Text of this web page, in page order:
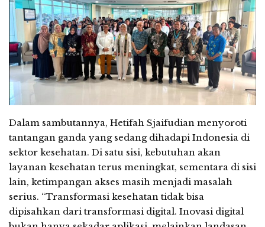
Dalam sambutannya, Hetifah Sjaifudian menyoroti
tantangan ganda yang sedang dihadapi Indonesia di
sektor kesehatan. Di satu sisi, kebutuhan akan
layanan kesehatan terus meningkat, sementara di sisi
lain, ketimpangan akses masih menjadi masalah
serius. “Transformasi kesehatan tidak bisa
dipisahkan dari transformasi digital. Inovasi digital